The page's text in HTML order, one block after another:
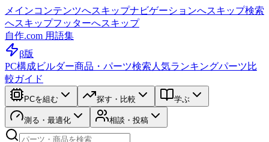
メインコンテンツへスキップナビゲーションへスキップ検索
へスキップフッターへスキップ
自作.com 用語集
β版
PC構成ビルダー商品・パーツ検索 人気ランキングパーツ比
較ガイド
PCを組む 探す・比較 学ぶ
測る・最適化 相談・投稿